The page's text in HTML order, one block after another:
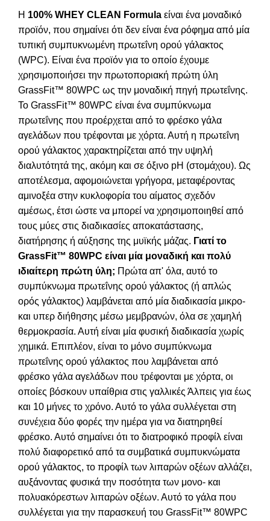
Η 100% WHEY CLEAN Formula είναι ένα μοναδικό
προϊόν, που σημαίνει ότι δεν είναι ένα ρόφημα από μία
τυπική συμπυκνωμένη πρωτεΐνη ορού γάλακτος
(WPC). Είναι ένα προϊόν για το οποίο έχουμε
χρησιμοποιήσει την πρωτοποριακή πρώτη ύλη
GrassFit™ 80WPC ως την μοναδική πηγή πρωτεΐνης.
Το GrassFit™ 80WPC είναι ένα συμπύκνωμα
πρωτεΐνης που προέρχεται από το φρέσκο ​​γάλα
αγελάδων που τρέφονται με χόρτα. Αυτή η πρωτεΐνη
ορού γάλακτος χαρακτηρίζεται από την υψηλή
διαλυτότητά της, ακόμη και σε όξινο pH (στομάχου). Ως
αποτέλεσμα, αφομοιώνεται γρήγορα, μεταφέροντας
αμινοξέα στην κυκλοφορία του αίματος σχεδόν
αμέσως, έτσι ώστε να μπορεί να χρησιμοποιηθεί από
τους μύες στις διαδικασίες αποκατάστασης,
διατήρησης ή αύξησης της μυϊκής μάζας. Γιατί το
GrassFit™ 80WPC είναι μία μοναδική και πολύ
ιδιαίτερη πρώτη ύλη; Πρώτα απ' όλα, αυτό το
συμπύκνωμα πρωτεΐνης ορού γάλακτος (ή απλώς
ορός γάλακτος) λαμβάνεται από μία διαδικασία μικρο-
και υπερ διήθησης μέσω μεμβρανών, όλα σε χαμηλή
θερμοκρασία. Αυτή είναι μία φυσική διαδικασία χωρίς
χημικά. Επιπλέον, είναι το μόνο συμπύκνωμα
πρωτεΐνης ορού γάλακτος που λαμβάνεται από
φρέσκο ​​γάλα αγελάδων που τρέφονται με χόρτα, οι
οποίες βόσκουν υπαίθρια στις γαλλικές Άλπεις για έως
και 10 μήνες το χρόνο. Αυτό το γάλα συλλέγεται στη
συνέχεια δύο φορές την ημέρα για να διατηρηθεί
φρέσκο. Αυτό σημαίνει ότι το διατροφικό προφίλ είναι
πολύ διαφορετικό από τα συμβατικά συμπυκνώματα
ορού γάλακτος, το προφίλ των λιπαρών οξέων αλλάζει,
αυξάνοντας φυσικά την ποσότητα των μονο- και
πολυακόρεστων λιπαρών οξέων. Αυτό το γάλα που
συλλέγεται για την παρασκευή του GrassFit™ 80WPC